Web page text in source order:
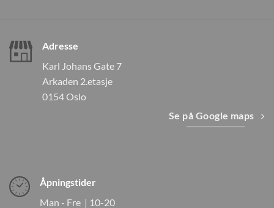
Adresse
Karl Johans Gate 7
Arkaden 2.etasje
0154 Oslo
Se på Google maps
Åpningstider
Man - Fre | 10-20